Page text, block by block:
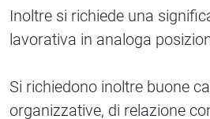
Inoltre si richiede una
lavorativa in analoga
Si richiedono inoltre buone
organizzative, di relazione